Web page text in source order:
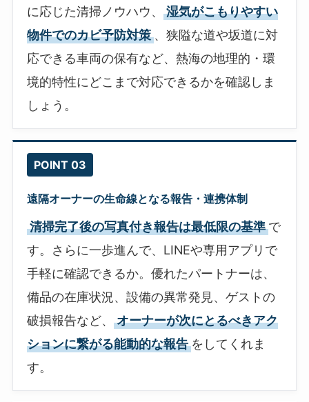
に応じた清掃ノウハウ、
湿気がこもりやすい
物件でのカビ予防対策、狭隘な道や坂道に対
応できる車両の保有など、熱海の地理的・環
境的特性にどこまで対応できるかを確認しま
しょう。
POINT 03
遠隔オーナーの生命線となる報告・連携体制
清掃完了後の写真付き報告は最低限の基準で
す。さらに一歩進んで、LINEや専用アプリで
手軽に確認できるか。優れたパートナーは、
備品の在庫状況、設備の異常発見、ゲストの
破損報告など、
オーナーが次にとるべきアク
ションに繋がる能動的な報告をしてくれま
す。